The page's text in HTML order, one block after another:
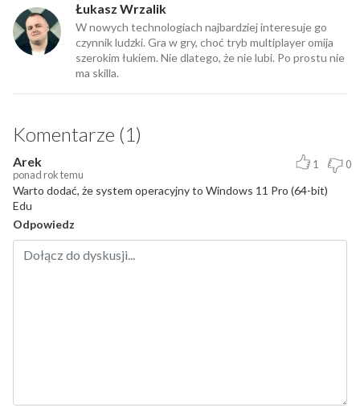
Łukasz Wrzalik
W nowych technologiach najbardziej interesuje go
czynnik ludzki. Gra w gry, choć tryb multiplayer omija
szerokim łukiem. Nie dlatego, że nie lubi. Po prostu nie
ma skilla.
Komentarze (1)
Arek
ponad rok temu
1 0
Warto dodać, że system operacyjny to Windows 11 Pro (64-bit)
Edu
Odpowiedz